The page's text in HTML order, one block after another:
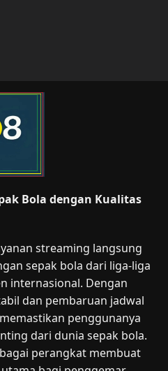
Bola dengan Kualitas
streaming langsung
sepak bola dari liga-liga
internasional. Dengan
dan pembaruan jadwal
penggunanya
dari dunia sepak bola.
perangkat membuat